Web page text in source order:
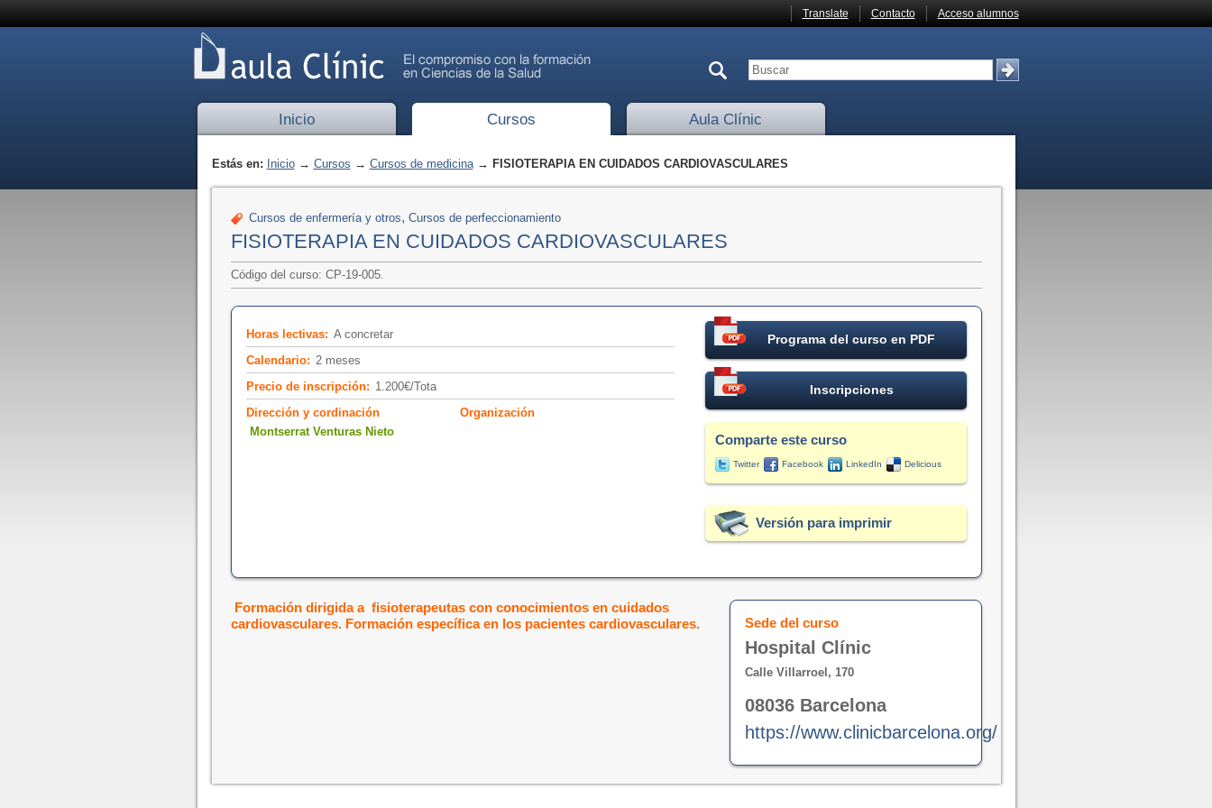
Translate Contacto Acceso alumnos
Inicio Cursos Aula Clínic
Estás en: Inicio→ Cursos → Cursos de medicina→ FISIOTERAPIA EN CUIDADOS CARDIOVASCULARES
Cursos de enfermería y otros, Cursos de perfeccionamiento
FISIOTERAPIA EN CUIDADOS CARDIOVASCULARES
Código del curso: CP-19-005.
Horas lectivas: A concretar
Calendario: 2 meses
Precio de inscripción: 1.200€/Tota
Dirección y cordinación
Montserrat Venturas Nieto
Organización
Programa del curso en PDF
Inscripciones
Comparte este curso
Twitter Facebook LinkedIn Delicious
Versión para imprimir
Formación dirigida a fisioterapeutas con conocimientos en cuidados
cardiovasculares. Formación específica en los pacientes cardiovasculares.
Sede del curso
Hospital Clínic
Calle Villarroel, 170
08036 Barcelona
https://www.clinicbarcelona.org/